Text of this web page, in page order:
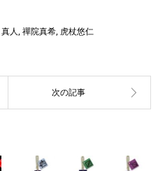
真人,禪院真希, 虎杖悠仁